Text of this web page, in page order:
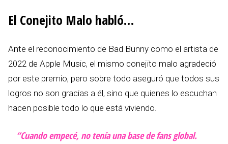
El Conejito Malo habló…
Ante el reconocimiento de Bad Bunny como el artista de
2022 de Apple Music, el mismo conejito malo agradeció
por este premio, pero sobre todo aseguró que todos sus
logros no son gracias a él, sino que quienes lo escuchan
hacen posible todo lo que está viviendo.
“Cuando empecé, no tenía una base de fans global.